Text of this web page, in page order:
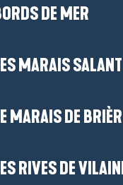
DE MER
MARAIS
MARAIS DE
RIVES DE